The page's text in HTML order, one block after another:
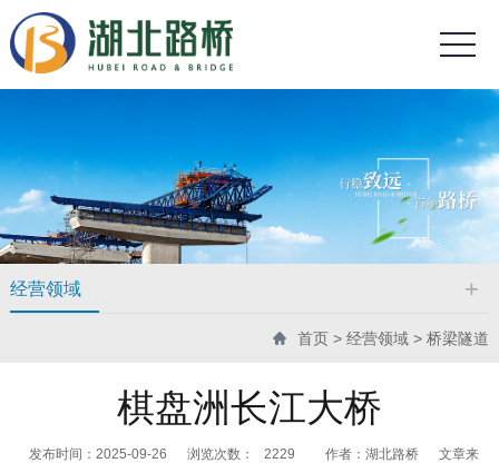
经营领域
首页 >经营领域 >桥梁隧道
棋盘洲长江大桥
发布时间：2025-09-26 浏览次数： 2229 作者：湖北路桥
文章来